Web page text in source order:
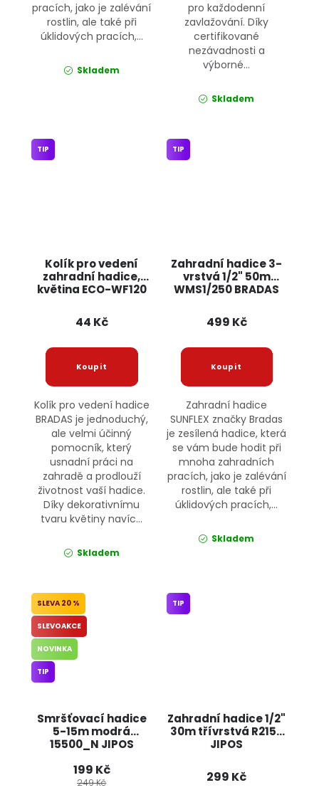
pracích, jako je zalévání
rostlin, ale také při
úklidových pracích,...
Skladem
pro každodenní
zavlažování. Díky
certifikované
nezávadnosti a
výborné...
Skladem
Kolík pro vedení
zahradní hadice,
květina ECO-WF120
TIP
44 Kč
Kolík pro vedení hadice
BRADAS je jednoduchý,
ale velmi účinný
pomocník, který
usnadní práci na
zahradě a prodlouží
životnost vaší hadice.
Díky dekorativnímu
tvaru květiny navíc...
Skladem
Zahradní hadice 3-
vrstvá 1/2" 50m
WMS1/250 BRADAS
TIP
499 Kč
Zahradní hadice
SUNFLEX značky Bradas
je zesílená hadice, která
se vám bude hodit při
mnoha zahradních
pracích, jako je zalévání
rostlin, ale také při
úklidových pracích,...
Skladem
Smršťovací hadice
5-15m modrá
15500_N JIPOS
20 %
SLEVOAKCE
NOVINKA
TIP
199 Kč
249 Kč
Zahradní hadice 1/2"
30m třívrstvá R2159
JIPOS
TIP
299 Kč